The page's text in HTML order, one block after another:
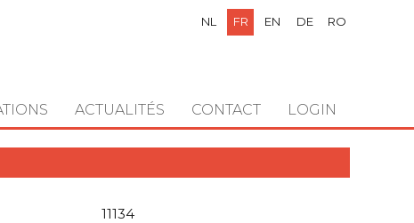
NL FR EN DE RO
ACTUALITÉS CONTACT LOGIN
11134